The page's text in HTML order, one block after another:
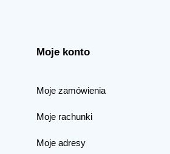
Moje konto
Moje zamówienia
Moje rachunki
Moje adresy